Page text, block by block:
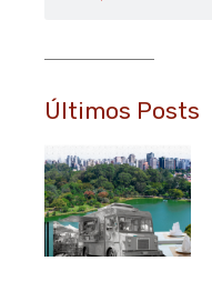
Últimos Posts